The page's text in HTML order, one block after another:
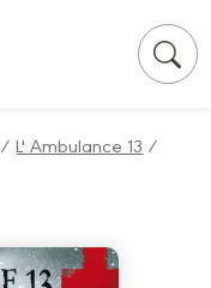
/L' Ambulance 13 /